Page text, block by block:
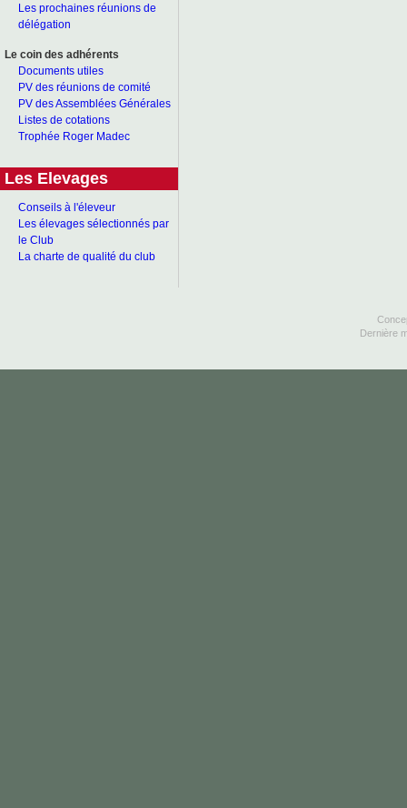
Les prochaines réunions de
délégation
Le coin des adhérents
Documents utiles
PV des réunions de comité
PV des Assemblées Générales
Listes de cotations
Trophée Roger Madec
Les Elevages
Conseils à l'éleveur
Les élevages sélectionnés par
le Club
La charte de qualité du club
Dernière